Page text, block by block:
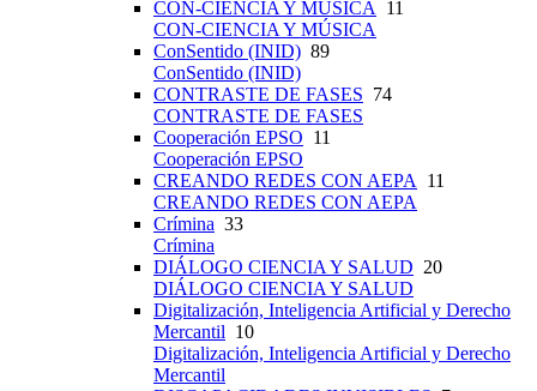
CON-CIENCIA Y MÚSICA
11
CON-CIENCIA Y MÚSICA
ConSentido (INID) 89
ConSentido (INID)
CONTRASTE DE FASES 74
CONTRASTE DE FASES
Cooperación EPSO 11
Cooperación EPSO
CREANDO REDES CON AEPA
11
CREANDO REDES CON AEPA
Crímina 33
Crímina
DIÁLOGO CIENCIA Y SALUD 20
DIÁLOGO CIENCIA Y SALUD
Digitalización, Inteligencia Artificial y Derecho
Mercantil 10
Digitalización, Inteligencia Artificial y Derecho
Mercantil